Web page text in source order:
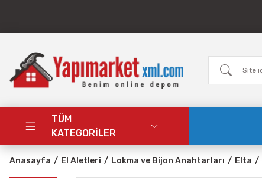
TÜM
KATEGORİLER
Anasayfa El Aletleri Lokma ve Bijon Anahtarları Elta